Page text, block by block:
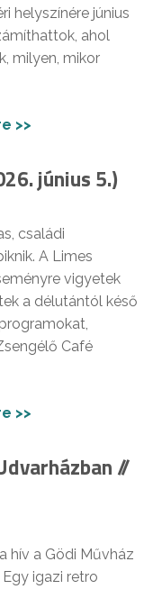
helyszínére június
ahol
milyen, mikor
>>
június 5.)
családi
A Limes
vigyetek
a délutántól késő
Café
>>
//
hív a Gödi Művház
igazi retro